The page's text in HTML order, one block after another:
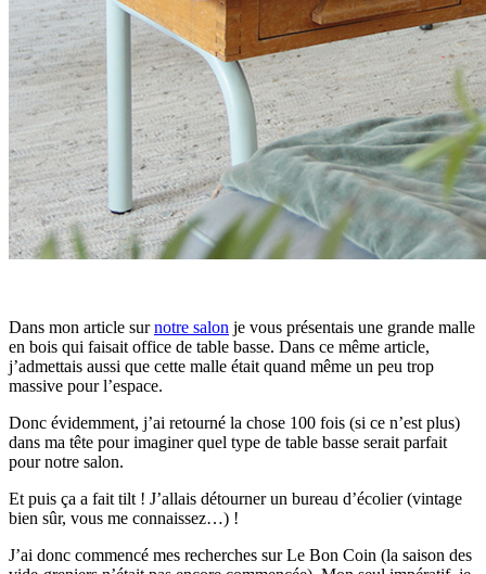
Dans mon article surnotre salon je vous présentais une grande malle
en bois qui faisait office de table basse. Dans ce même article,
j’admettais aussi que cette malle était quand même un peu trop
massive pour l’espace.
Donc évidemment, j’ai retourné la chose 100 fois (si ce n’est plus)
dans ma tête pour imaginer quel type de table basse serait parfait
pour notre salon.
Et puis ça a fait tilt ! J’allais détourner un bureau d’écolier (vintage
bien sûr, vous me connaissez…) !
J’ai donc commencé mes recherches sur Le Bon Coin (la saison des